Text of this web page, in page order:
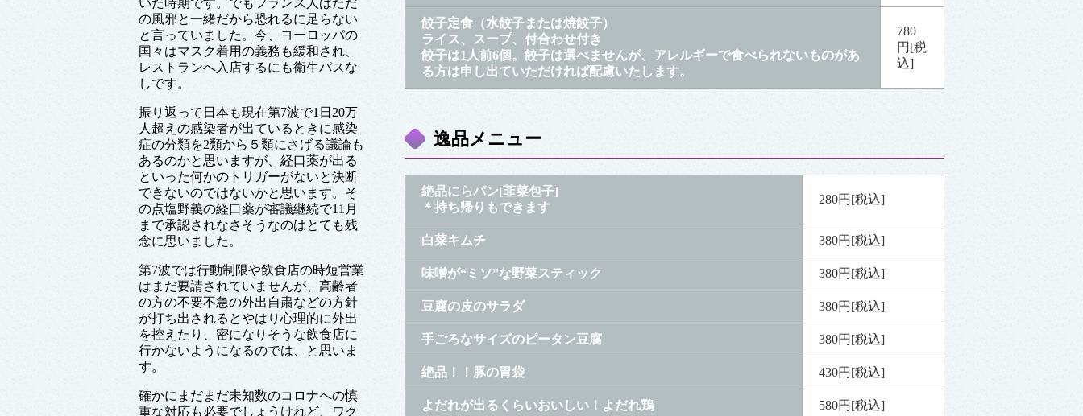
餃子定食（水餃子または焼餃子）
ライス、スープ、付合わせ付き
餃子は1人前6個。餃子は選べませんが、アレルギーで食べられないものがあ
る方は申し出ていただければ配慮いたします。
780
円[税
込]
逸品メニュー
絶品にらパン[韮菜包子]
＊持ち帰りもできます
280円[税込]
白菜キムチ 380円[税込]
味噌が“ミソ”な野菜スティック 380円[税込]
豆腐の皮のサラダ 380円[税込]
手ごろなサイズのピータン豆腐 380円[税込]
絶品！！豚の胃袋 430円[税込]
よだれが出るくらいおいしい！よだれ鶏 580円[税込]
いた時期です。でもフランス人はただ
の風邪と一緒だから恐れるに足らない
と言っていました。今、ヨーロッパの
国々はマスク着用の義務も緩和され、
レストランへ入店するにも衛生パスな
しです。
振り返って日本も現在第7波で1日20万
人超えの感染者が出ているときに感染
症の分類を2類から５類にさげる議論も
あるのかと思いますが、経口薬が出る
といった何かのトリガーがないと決断
できないのではないかと思います。そ
の点塩野義の経口薬が審議継続で11月
まで承認されなさそうなのはとても残
念に思いました。
第7波では行動制限や飲食店の時短営業
はまだ要請されていませんが、高齢者
の方の不要不急の外出自粛などの方針
が打ち出されるとやはり心理的に外出
を控えたり、密になりそうな飲食店に
行かないようになるのでは、と思いま
す。
確かにまだまだ未知数のコロナへの慎
重な対応も必要でしょうけれど、ワク